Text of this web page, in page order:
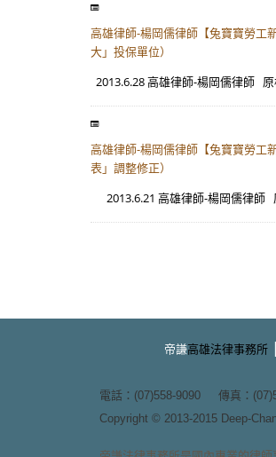
高雄律師-楊岡儒律師【兔寶寶勞工
大」投保單位）
2013.6.28 高雄律師-楊岡儒律師
高雄律師-楊岡儒律師【兔寶寶勞工
表」調整修正）
2013.6.21 高雄律師-楊岡儒律師
帝謙高雄法律事務所 |
電話：(07)558-9090 傳真：
Copyright © 2013-2015 Deep-